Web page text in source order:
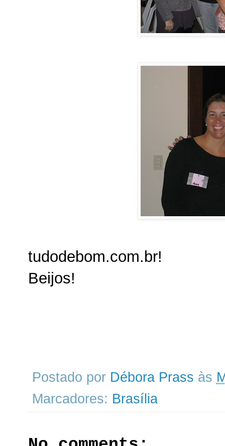
tudodebom.com.br!
Beijos!
Postado por Débora Prass às
Marcadores: Brasília